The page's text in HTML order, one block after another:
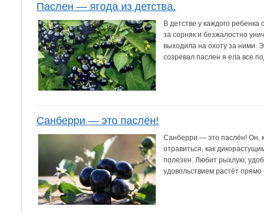
Паслен — ягода из детства.
В детстве у каждого
за сорняк и безжалостно
выходила на охоту за ними.
созревал паслен я ела все
Санберри — это паслён!
Санберри — это паслён! Он,
отравиться, как
полезен. Любит рыхлую,
удовольствием растёт прямо